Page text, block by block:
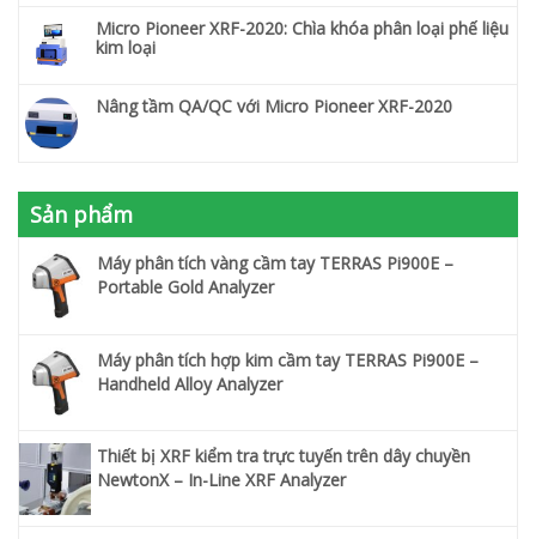
Micro Pioneer XRF-2020: Chìa khóa phân loại phế liệu
kim loại
Nâng tầm QA/QC với Micro Pioneer XRF-2020
Sản phẩm
Máy phân tích vàng cầm tay TERRAS Pi900E –
Portable Gold Analyzer
Máy phân tích hợp kim cầm tay TERRAS Pi900E –
Handheld Alloy Analyzer
Thiết bị XRF kiểm tra trực tuyến trên dây chuyền
NewtonX – In-Line XRF Analyzer